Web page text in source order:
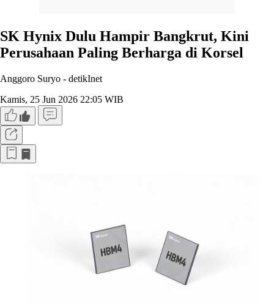
SK Hynix Dulu Hampir Bangkrut, Kini
Perusahaan Paling Berharga di Korsel
Anggoro Suryo - detikInet
Kamis, 25 Jun 2026 22:05 WIB